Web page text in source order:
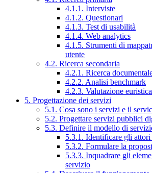
4.1.1. Interviste
4.1.2. Questionari
4.1.3. Test di usabilità
4.1.4. Web analytics
4.1.5. Strumenti di
utente
4.2. Ricerca secondaria
4.2.1. Ricerca
4.2.2. Analisi benchmark
4.2.3. Valutazione euristica
5. Progettazione dei servizi
5.1. Cosa sono i servizi e il
5.2. Progettare servizi pubblici
5.3. Definire il modello di
5.3.1. Identificare gli
5.3.2. Formulare la
5.3.3. Inquadrare gli
servizio